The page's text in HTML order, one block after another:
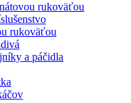
rukoväťou
rukoväťou
a páčidla